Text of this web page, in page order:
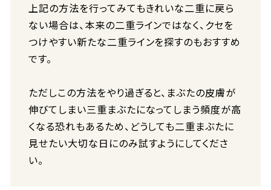
上記の方法を行ってみてもきれいな二重に戻ら
ない場合は、本来の二重ラインではなく、クセを
つけやすい新たな二重ラインを探すのもおすすめ
です。
ただしこの方法をやり過ぎると、まぶたの皮膚が
伸びてしまい三重まぶたになってしまう頻度が高
くなる恐れもあるため、どうしても二重まぶたに
見せたい大切な日にのみ試すようにしてくださ
い。